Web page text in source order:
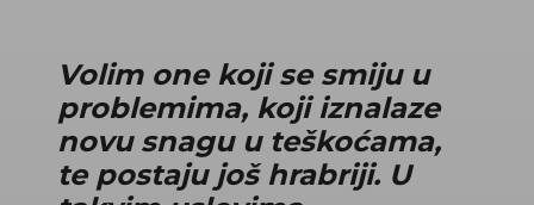
Volim one koji se smiju u
problemima, koji iznalaze
novu snagu u teškoćama,
te postaju još hrabriji. U